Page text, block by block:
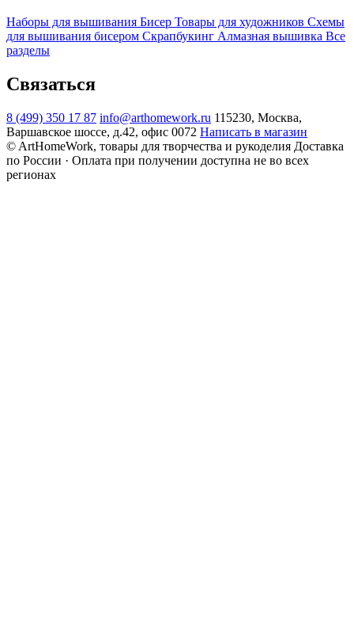
Наборы для вышивания Бисер Товары для художников Схемы
для вышивания бисером Скрапбукинг Алмазная вышивка Все
разделы
Связаться
8 (499) 350 17 87 info@arthomework.ru 115230, Москва,
Варшавское шоссе, д.42, офис 0072 Написать в магазин
© ArtHomeWork, товары для творчества и рукоделия Доставка
по России · Оплата при получении доступна не во всех
регионах